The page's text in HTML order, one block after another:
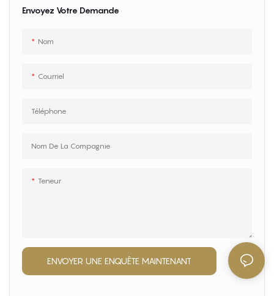
Envoyez Votre Demande
Nom
Courriel
Téléphone
Nom De La Compagnie
Teneur
ENVOYER UNE ENQUÊTE MAINTENANT
mouvement sur chenilles, une